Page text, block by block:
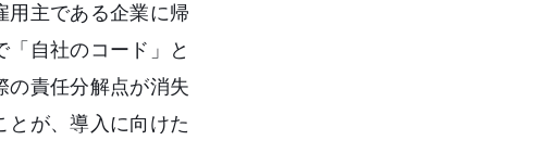
用主である企業に帰
自社のコード」と
の責任分解点が消失
とが、導入に向けた